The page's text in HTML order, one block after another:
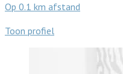
Op 0.1 km afstand
Toon profiel